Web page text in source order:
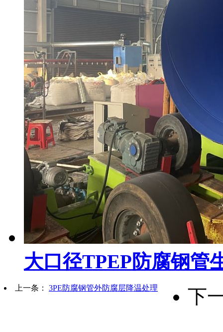
大口径TPEP防腐钢管
上一条： 3PE防腐钢管外防腐层降温处理 下